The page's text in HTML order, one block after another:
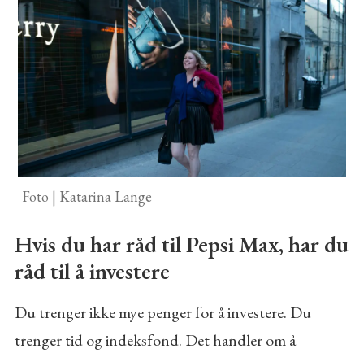
Foto | Katarina Lange
Hvis du har råd til Pepsi Max, har du
råd til å investere
Du trenger ikke mye penger for å investere. Du
trenger tid og indeksfond. Det handler om å